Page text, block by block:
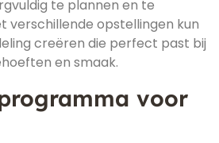
te plannen en te
verschillende opstellingen kun
creëren die perfect past bij
en smaak.
voor